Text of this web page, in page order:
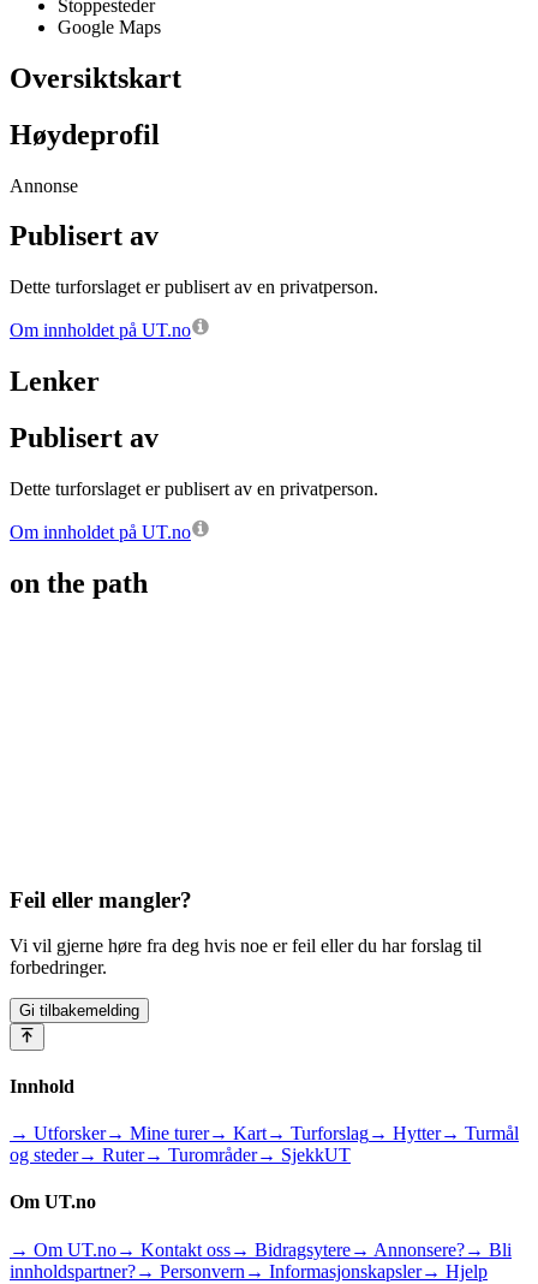
Stoppesteder
Google Maps
Oversiktskart
Høydeprofil
Annonse
Publisert av
Dette turforslaget er publisert av en privatperson.
Om innholdet på UT.no
Lenker
Publisert av
Dette turforslaget er publisert av en privatperson.
Om innholdet på UT.no
on the path
Feil eller mangler?
Vi vil gjerne høre fra deg hvis noe er feil eller du har forslag til
forbedringer.
Gi tilbakemelding
Innhold
→ Utforsker→ Mine turer→ Kart→ Turforslag→ Hytter→ Turmål
og steder→ Ruter→ Turområder→ SjekkUT
Om UT.no
→ Om UT.no→ Kontakt oss→ Bidragsytere→ Annonsere?→ Bli
innholdspartner?→ Personvern → Informasjonskapsler→ Hjelp